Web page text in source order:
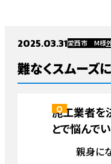
2025.03.31愛西市 M様
難なくスムーズ
施工業者を
とで悩んで
親身に